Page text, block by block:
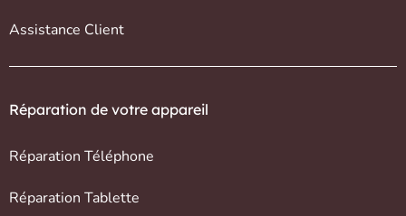
Assistance Client
Réparation de votre appareil
Réparation Téléphone
Réparation Tablette